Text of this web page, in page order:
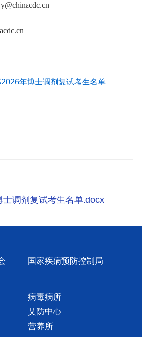
年博士调剂复试考生名单
士调剂复试考生名单.docx
国家疾病预防控制局
病毒病所
艾防中心
营养所